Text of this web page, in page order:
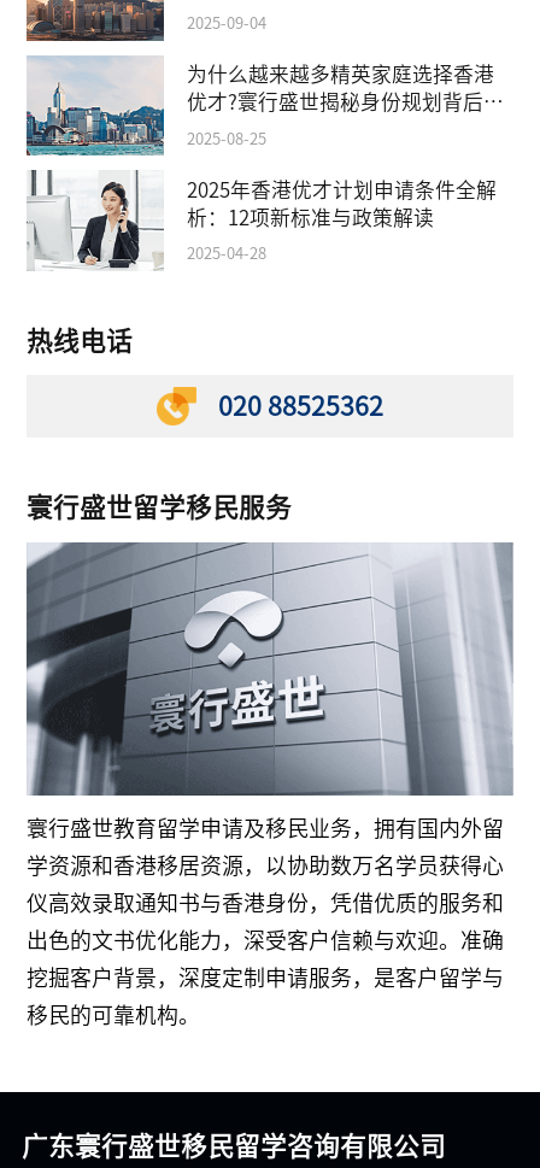
2025-09-04
为什么越来越多精英家庭选择香港
优才?寰行盛世揭秘身份规划背后的
教育红利
2025-08-25
2025年香港优才计划申请条件全解
析：12项新标准与政策解读
2025-04-28
热线电话
020 88525362
寰行盛世留学移民服务
寰行盛世教育留学申请及移民业务，拥有国内外留
学资源和香港移居资源，以协助数万名学员获得心
仪高效录取通知书与香港身份，凭借优质的服务和
出色的文书优化能力，深受客户信赖与欢迎。准确
挖掘客户背景，深度定制申请服务，是客户留学与
移民的可靠机构。
广东寰行盛世移民留学咨询有限公司